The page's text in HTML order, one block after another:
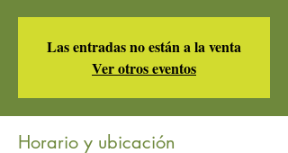
Las entradas no están a la venta
Ver otros eventos
Horario y ubicación